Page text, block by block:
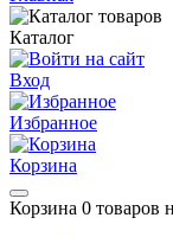
Каталог
Вход
Избранное
Корзина
Корзина 0 товаров